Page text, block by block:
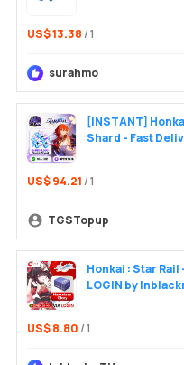
US$ 13.38 / 1
surahmo
[INSTANT]
Shard - Fast
US$ 94.21 / 1
TGSTopup
Honkai : Star
LOGIN by
US$ 8.80 / 1